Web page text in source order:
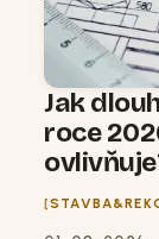
Jak
roce